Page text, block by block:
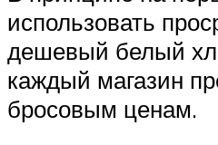
использовать
дешевый белый
каждый магазин
бросовым ценам.